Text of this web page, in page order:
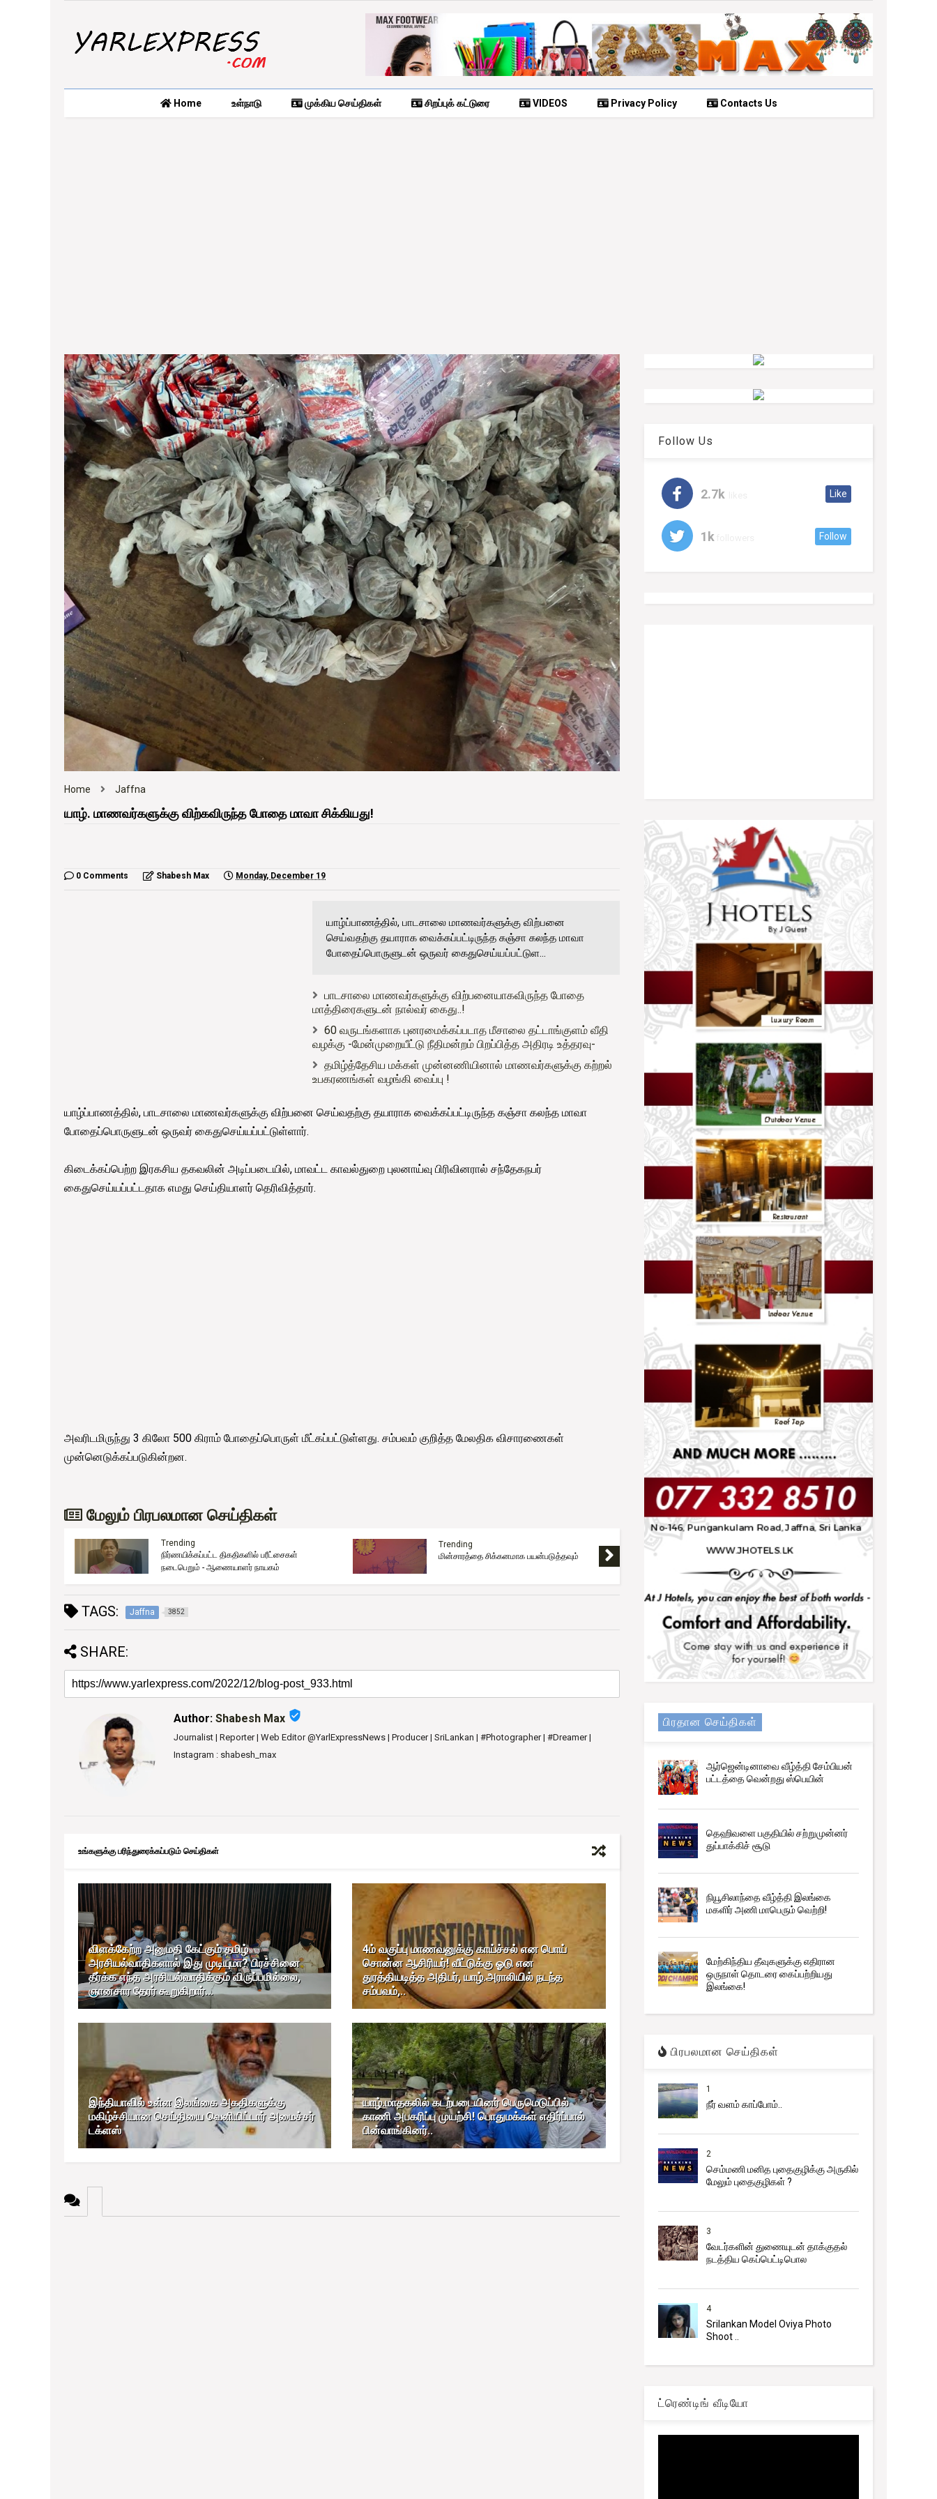
Home உள்நாடு முக்கிய செய்திகள் சிறப்புக் கட்டுரை VIDEOS Privacy Policy Contacts Us
Home Jaffna
யாழ். மாணவர்களுக்கு விற்கவிருந்த போதை மாவா சிக்கியது!
0 Comments Shabesh Max Monday, December 19
யாழ்ப்பாணத்தில், பாடசாலை மாணவர்களுக்கு விற்பனை
செய்வதற்கு தயாராக வைக்கப்பட்டிருந்த கஞ்சா கலந்த மாவா
போதைப்பொருளுடன் ஒருவர் கைதுசெய்யப்பட்டுள...
பாடசாலை மாணவர்களுக்கு விற்பனையாகவிருந்த போதை
மாத்திரைகளுடன் நால்வர் கைது..!
60 வருடங்களாக புனரமைக்கப்படாத மீசாலை தட்டாங்குளம் வீதி
வழக்கு -மேன்முறையீட்டு நீதிமன்றம் பிறப்பித்த அதிரடி உத்தரவு-
தமிழ்த்தேசிய மக்கள் முன்னணியினால் மாணவர்களுக்கு கற்றல்
உபகரணங்கள் வழங்கி வைப்பு !
யாழ்ப்பாணத்தில், பாடசாலை மாணவர்களுக்கு விற்பனை செய்வதற்கு தயாராக வைக்கப்பட்டிருந்த கஞ்சா கலந்த மாவா
போதைப்பொருளுடன் ஒருவர் கைதுசெய்யப்பட்டுள்ளார்.
கிடைக்கப்பெற்ற இரகசிய தகவலின் அடிப்படையில், மாவட்ட காவல்துறை புலனாய்வு பிரிவினரால் சந்தேகநபர்
கைதுசெய்யப்பட்டதாக எமது செய்தியாளர் தெரிவித்தார்.
அவரிடமிருந்து 3 கிலோ 500 கிராம் போதைப்பொருள் மீட்கப்பட்டுள்ளது. சம்பவம் குறித்த மேலதிக விசாரணைகள்
முன்னெடுக்கப்படுகின்றன.
மேலும் பிரபலமான செய்திகள்
Trending
மின்சாரத்தை சிக்கனமாக பயன்படுத்தவும்
Trending
2026 உயர்தரப் பரீட்சைக்கான விண்ணப்பம்
இலங்கைக்கு வந்தடைந்தது மற்றுமொரு
எரிபொருள் கப்பல்!
TAGS: Jaffna 3852
SHARE:
Author: Shabesh Max verified_user
Journalist | Reporter | Web Editor @YarlExpressNews | Producer | SriLankan | #Photographer | #Dreamer |
Instagram : shabesh_max
உங்களுக்கு பரிந்துரைக்கப்படும் செய்திகள்
விளக்கேற்ற அனுமதி கேட்கும் தமிழ்
அரசியல்வாதிகளால் இது முடியுமா? பிரச்சினை
தீர்க்க எந்த அரசியல்வாதிக்கும் விருப்பமில்லை,
ஞானசார தேரர் கூறுகிறார்...
4ம் வகுப்பு மாணவனுக்கு காய்ச்சல் என பொய்
சொன்ன ஆசிரியர்! வீட்டுக்கு ஓடு என
துரத்தியடித்த அதிபர், யாழ்.அராலியில் நடந்த
சம்பவம்,..
இந்தியாவில் உள்ள இலங்கை அகதிகளுக்கு
மகிழ்ச்சியான செய்தியை வெளியிட்டார் அமைச்சர்
டக்ளஸ்
யாழ்.மாதகலில் கடற்படையினர் பெருமெடுப்பில்
காணி அபகரிப்பு முயற்சி! பொதுமக்கள் எதிர்ப்பால்
பின்வாங்கினர்..
Follow Us
2.7k Like
1k Follow
பிரதான செய்திகள்
ஆர்ஜென்டினாவை வீழ்த்தி சேம்பியன்
பட்டத்தை வென்றது ஸ்பெயின்
தெஹிவளை பகுதியில் சற்றுமுன்னர்
துப்பாக்கிச் சூடு
நியூசிலாந்தை வீழ்த்தி இலங்கை
மகளிர் அணி மாபெரும் வெற்றி!
மேற்கிந்திய தீவுகளுக்கு எதிரான
ஒருநாள் தொடரை கைப்பற்றியது
இலங்கை!
பிரபலமான செய்திகள்
1
நீர் வளம் காப்போம்..
2
செம்மணி மனித புதைகுழிக்கு அருகில்
மேலும் புதைகுழிகள் ?
3
வேடர்களின் துணையுடன் தாக்குதல்
நடத்திய கெப்பெட்டிபொல
4
Srilankan Model Oviya Photo
Shoot ..
ட்ரெண்டிங் வீடியோ